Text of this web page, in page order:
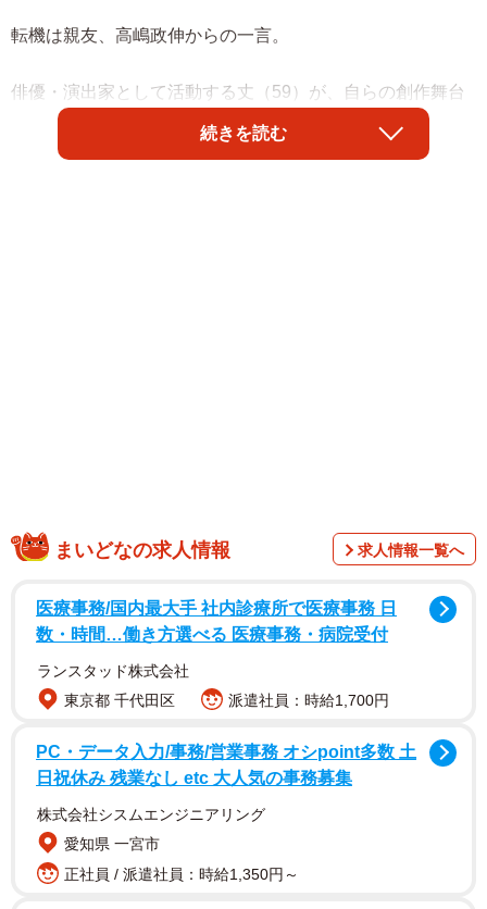
転機は親友、高嶋政伸からの一言。
俳優・演出家として活動する丈（59）が、自らの創作舞台
を終戦80周年平和記念作品『ハオト』（8月8日公開）とし
て映画化した。
終戦80周年平和記念作品『ハオト』
続きを読む
まいどなの求人情報 求人情報一覧へ
医療事務/国内最大手 社内診療所で医療事務 日
数・時間…働き方選べる 医療事務・病院受付
ランスタッド株式会社
東京都 千代田区
派遣社員：時給1,700円
PC・データ入力/事務/営業事務 オシpoint多数 土
日祝休み 残業なし etc 大人気の事務募集
株式会社シスムエンジニアリング
愛知県 一宮市
正社員 / 派遣社員：時給1,350円～